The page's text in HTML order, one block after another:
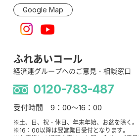
Google Map
ふれあいコール
経済連グループへのご意見・相談窓口
0120-783-487
受付時間 9：00～16：00
※土、日、祝・休日、年末年始、お盆を除く。
※16：00以降は翌営業日受付となります。